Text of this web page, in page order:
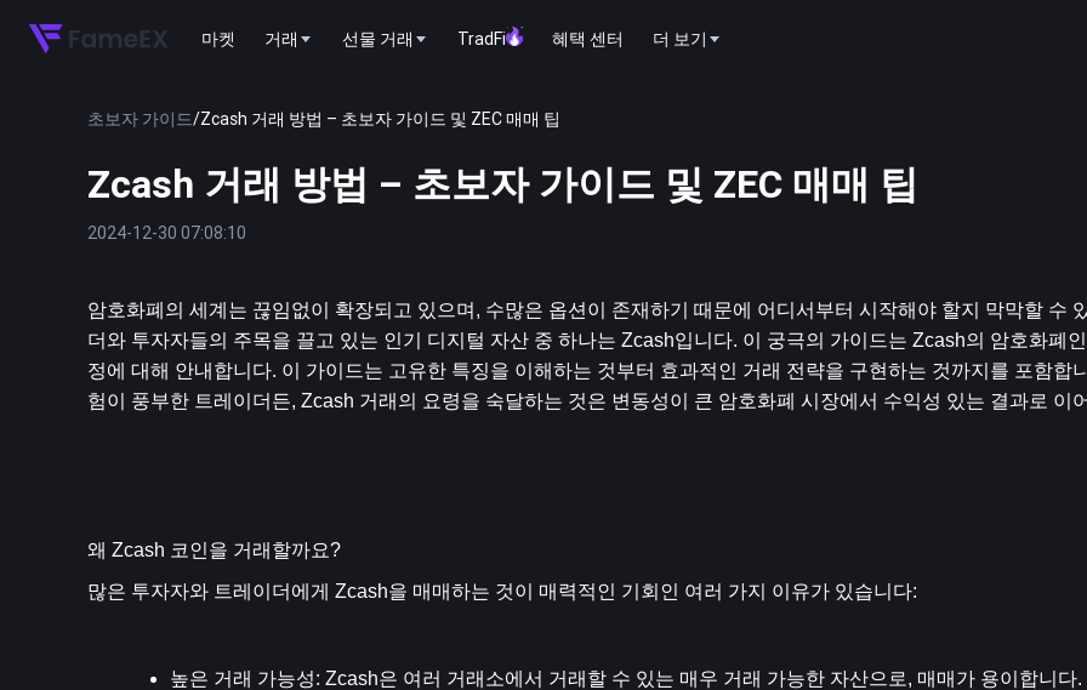
마켓 거래 선물 거래 TradFi 혜택 센터 더 보기
초보자 가이드/Zcash 거래 방법 – 초보자 가이드 및 ZEC 매매 팁
Zcash 거래 방법 – 초보자 가이드 및 ZEC 매매 팁
2024-12-30 07:08:10
암호화폐의 세계는 끊임없이 확장되고 있으며, 수많은 옵션이 존재하기 때문에 어디서부터 시작해야 할지 막막할 수
더와 투자자들의 주목을 끌고 있는 인기 디지털 자산 중 하나는 Zcash입니다. 이 궁극의 가이드는 Zcash의 암호화폐
정에 대해 안내합니다. 이 가이드는 고유한 특징을 이해하는 것부터 효과적인 거래 전략을 구현하는 것까지를 포함합
험이 풍부한 트레이더든, Zcash 거래의 요령을 숙달하는 것은 변동성이 큰 암호화폐 시장에서 수익성 있는 결과로 이
왜 Zcash 코인을 거래할까요?
많은 투자자와 트레이더에게 Zcash을 매매하는 것이 매력적인 기회인 여러 가지 이유가 있습니다:
높은 거래 가능성: Zcash은 여러 거래소에서 거래할 수 있는 매우 거래 가능한 자산으로, 매매가 용이합니다.